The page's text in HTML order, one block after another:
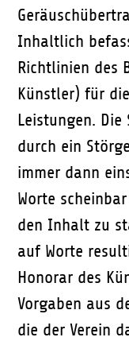
Inhaltlich
Richtlinien des
Künstler) für
Leistungen.
durch ein
immer dann
Worte
den Inhalt zu
auf Worte
Honorar des
Vorgaben aus
die der Verein